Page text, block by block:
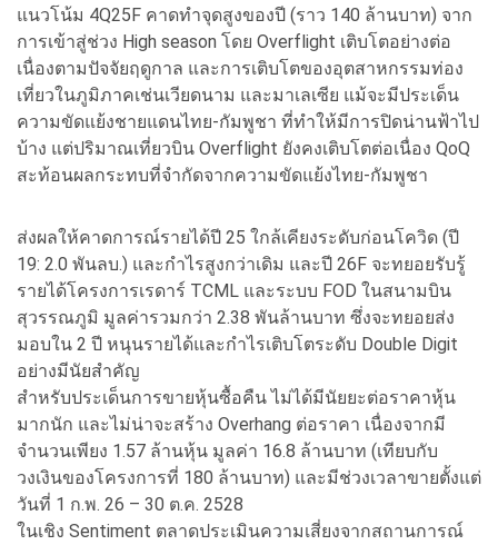
แนวโน้ม 4Q25F คาดทำจุดสูงของปี (ราว 140 ล้านบาท) จาก
การเข้าสู่ช่วง High season โดย Overflight เติบโตอย่างต่อ
เนื่องตามปัจจัยฤดูกาล และการเติบโตของอุตสาหกรรมท่อง
เที่ยวในภูมิภาคเช่นเวียดนาม และมาเลเซีย แม้จะมีประเด็น
ความขัดแย้งชายแดนไทย-กัมพูชา ที่ทำให้มีการปิดน่านฟ้าไป
บ้าง แต่ปริมาณเที่ยวบิน Overflight ยังคงเติบโตต่อเนื่อง QoQ
สะท้อนผลกระทบที่จำกัดจากความขัดแย้งไทย-กัมพูชา
ส่งผลให้คาดการณ์รายได้ปี 25 ใกล้เคียงระดับก่อนโควิด (ปี
19: 2.0 พันลบ.) และกำไรสูงกว่าเดิม และปี 26F จะทยอยรับรู้
รายได้โครงการเรดาร์ TCML และระบบ FOD ในสนามบิน
สุวรรณภูมิ มูลค่ารวมกว่า 2.38 พันล้านบาท ซึ่งจะทยอยส่ง
มอบใน 2 ปี หนุนรายได้และกำไรเติบโตระดับ Double Digit
อย่างมีนัยสำคัญ
สำหรับประเด็นการขายหุ้นซื้อคืน ไม่ได้มีนัยยะต่อราคาหุ้น
มากนัก และไม่น่าจะสร้าง Overhang ต่อราคา เนื่องจากมี
จำนวนเพียง 1.57 ล้านหุ้น มูลค่า 16.8 ล้านบาท (เทียบกับ
วงเงินของโครงการที่ 180 ล้านบาท) และมีช่วงเวลาขายตั้งแต่
วันที่ 1 ก.พ. 26 – 30 ต.ค. 2528
ในเชิง Sentiment ตลาดประเมินความเสี่ยงจากสถานการณ์